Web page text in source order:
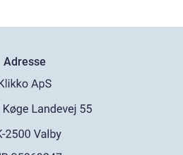
Adresse